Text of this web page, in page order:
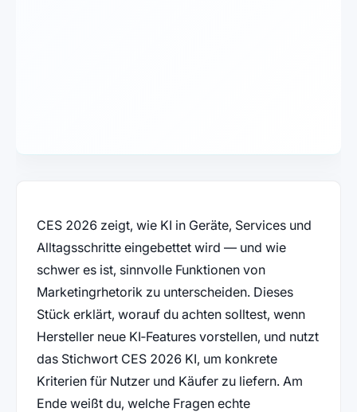
CES 2026 zeigt, wie KI in Geräte, Services und
Alltagsschritte eingebettet wird — und wie
schwer es ist, sinnvolle Funktionen von
Marketingrhetorik zu unterscheiden. Dieses
Stück erklärt, worauf du achten solltest, wenn
Hersteller neue KI‑Features vorstellen, und nutzt
das Stichwort CES 2026 KI, um konkrete
Kriterien für Nutzer und Käufer zu liefern. Am
Ende weißt du, welche Fragen echte